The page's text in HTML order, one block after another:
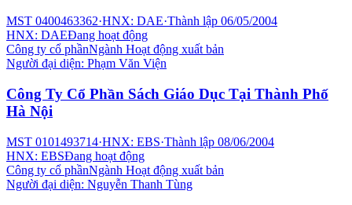
MST 0400463362·HNX: DAE·Thành lập 06/05/2004
HNX: DAEĐang hoạt động
Công ty cổ phầnNgành Hoạt động xuất bản
Người đại diện: Phạm Văn Viện
Công Ty Cổ Phần Sách Giáo Dục Tại Thành Phố
Hà Nội
MST 0101493714·HNX: EBS·Thành lập 08/06/2004
HNX: EBSĐang hoạt động
Công ty cổ phầnNgành Hoạt động xuất bản
Người đại diện: Nguyễn Thanh Tùng